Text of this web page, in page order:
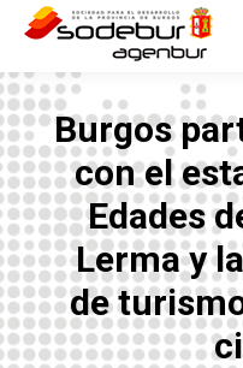
Burgos
con el
Edades
Lerma y
de